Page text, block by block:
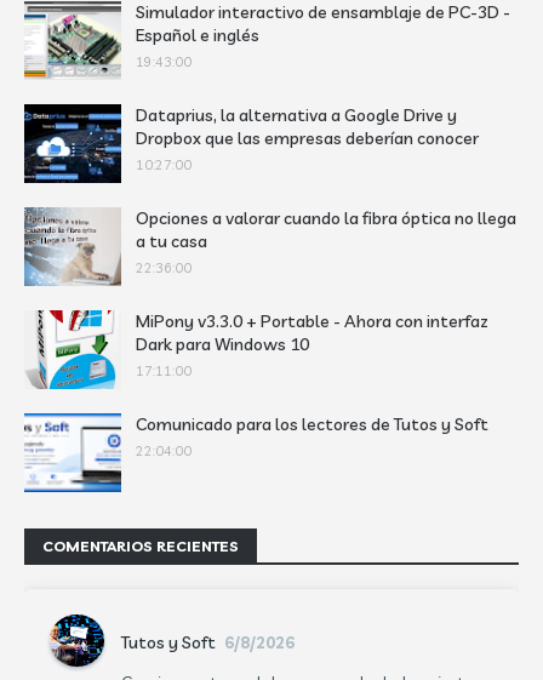
Simulador interactivo de ensamblaje de PC-3D -
Español e inglés
19:43:00
Dataprius, la alternativa a Google Drive y
Dropbox que las empresas deberían conocer
10:27:00
Opciones a valorar cuando la fibra óptica no llega
a tu casa
22:36:00
MiPony v3.3.0 + Portable - Ahora con interfaz
Dark para Windows 10
17:11:00
Comunicado para los lectores de Tutos y Soft
22:04:00
COMENTARIOS RECIENTES
Tutos y Soft 6/8/2026